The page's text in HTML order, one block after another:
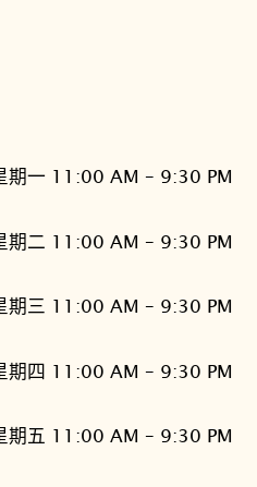
期一 11:00 AM – 9:30 PM
期二 11:00 AM – 9:30 PM
期三 11:00 AM – 9:30 PM
期四 11:00 AM – 9:30 PM
期五 11:00 AM – 9:30 PM